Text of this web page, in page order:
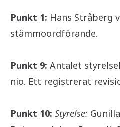
Punkt 1: Hans Stråberg
stämmoordförande.
Punkt 9: Antalet
nio. Ett registrerat
Punkt 10: Styrelse: